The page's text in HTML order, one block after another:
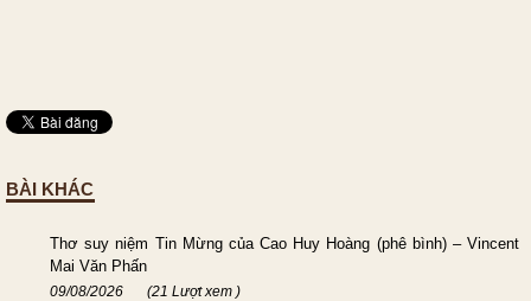
BÀI KHÁC
Thơ suy niệm Tin Mừng của Cao Huy Hoàng (phê bình) – Vincent
Mai Văn Phấn
09/08/2026 (21 Lượt xem )